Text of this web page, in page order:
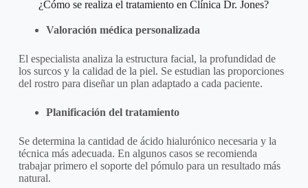
¿Cómo se realiza el tratamiento en Clínica Dr. Jones?
Valoración médica personalizada
El especialista analiza la estructura facial, la profundidad de
los surcos y la calidad de la piel. Se estudian las proporciones
del rostro para diseñar un plan adaptado a cada paciente.
Planificación del tratamiento
Se determina la cantidad de ácido hialurónico necesaria y la
técnica más adecuada. En algunos casos se recomienda
trabajar primero el soporte del pómulo para un resultado más
natural.